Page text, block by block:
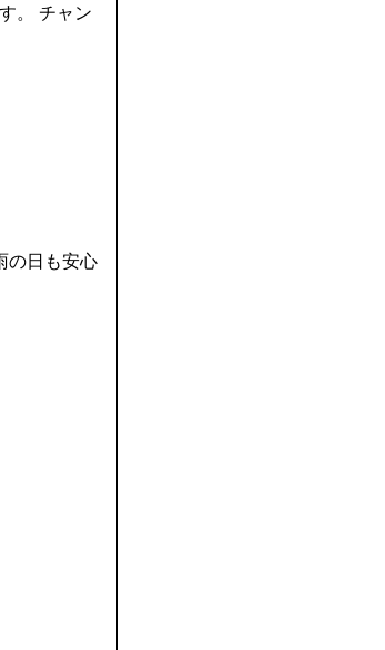
。 チャン
の日も安心